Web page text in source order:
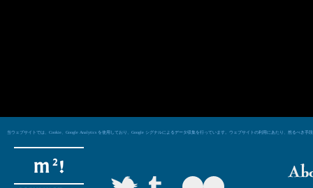
当ウェブサイトでは、Cookie、Google Analytics を使用しており、Google シグナルによるデータ収集を行っています。ウェブサイトの利用にあたり、然るべき